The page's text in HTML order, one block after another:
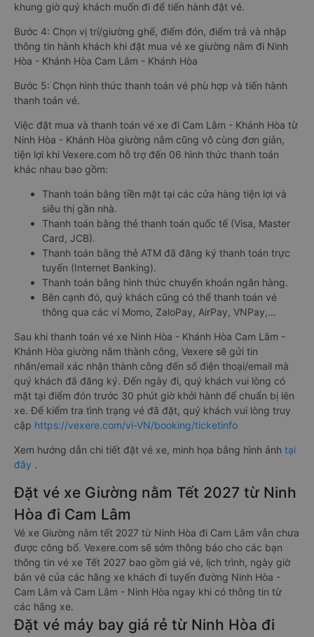
khung giờ quý khách muốn đi để tiến hành đặt vé.
Bước 4: Chọn vị trí/giường ghế, điểm đón, điểm trả và nhập
thông tin hành khách khi đặt mua vé xe giường nằm đi Ninh
Hòa - Khánh Hòa Cam Lâm - Khánh Hòa
Bước 5: Chọn hình thức thanh toán vé phù hợp và tiến hành
thanh toán vé.
Việc đặt mua và thanh toán vé xe đi Cam Lâm - Khánh Hòa từ
Ninh Hòa - Khánh Hòa giường nằm cũng vô cùng đơn giản,
tiện lợi khi Vexere.com hỗ trợ đến 06 hình thức thanh toán
khác nhau bao gồm:
Thanh toán bằng tiền mặt tại các cửa hàng tiện lợi và
siêu thị gần nhà.
Thanh toán bằng thẻ thanh toán quốc tế (Visa, Master
Card, JCB).
Thanh toán bằng thẻ ATM đã đăng ký thanh toán trực
tuyến (Internet Banking).
Thanh toán bằng hình thức chuyển khoản ngân hàng.
Bên cạnh đó, quý khách cũng có thể thanh toán vé
thông qua các ví Momo, ZaloPay, AirPay, VNPay,…
Sau khi thanh toán vé xe Ninh Hòa - Khánh Hòa Cam Lâm -
Khánh Hòa giường nằm thành công, Vexere sẽ gửi tin
nhắn/email xác nhận thành công đến số điện thoại/email mà
quý khách đã đăng ký. Đến ngày đi, quý khách vui lòng có
mặt tại điểm đón trước 30 phút giờ khởi hành để chuẩn bị lên
xe. Để kiểm tra tình trạng vé đã đặt, quý khách vui lòng truy
cập https://vexere.com/vi-VN/booking/ticketinfo
Xem hướng dẫn chi tiết đặt vé xe, minh họa bằng hình ảnh tại
đây .
Đặt vé xe Giường nằm Tết 2027 từ Ninh
Hòa đi Cam Lâm
Vé xe Giường nằm tết 2027 từ Ninh Hòa đi Cam Lâm vẫn chưa
được công bố. Vexere.com sẽ sớm thông báo cho các bạn
thông tin vé xe Tết 2027 bao gồm giá vé, lịch trình, ngày giờ
bán vé của các hãng xe khách đi tuyến đường Ninh Hòa -
Cam Lâm và Cam Lâm - Ninh Hòa ngay khi có thông tin từ
các hãng xe.
Đặt vé máy bay giá rẻ từ Ninh Hòa đi